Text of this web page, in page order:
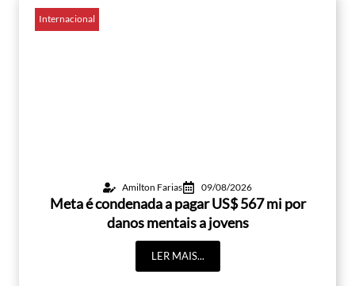
Internacional
Amilton Farias 09/08/2026
Meta é condenada a pagar US$ 567 mi por
danos mentais a jovens
LER MAIS...